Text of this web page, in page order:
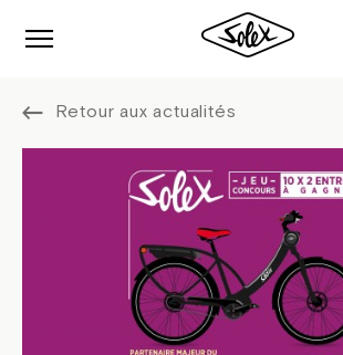
Retour aux actualités